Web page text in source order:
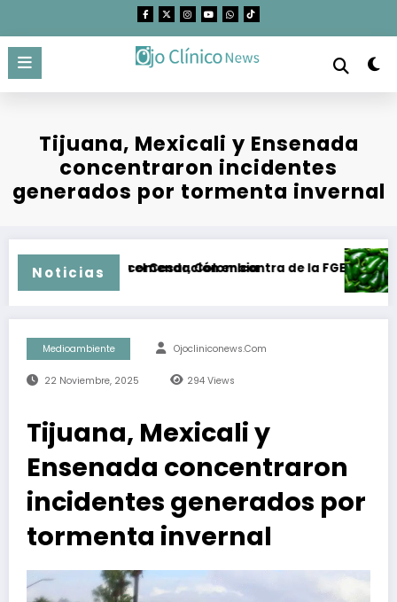
contenido
Tijuana, Mexicali y Ensenada
concentraron incidentes
generados por tormenta invernal
Noticias
carbón en el Cesar, Colombia
emitió recomendación en contra de la FGE y la SSPCM
Brote
Medioambiente Ojocliniconews.com
22 Noviembre, 2025 294 Views
Tijuana, Mexicali y
Ensenada concentraron
incidentes generados por
tormenta invernal